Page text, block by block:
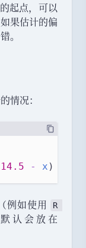
起点， 可以
如果估计的偏
。
情况：
14.5 - x )
（例如使用
R
认会放在